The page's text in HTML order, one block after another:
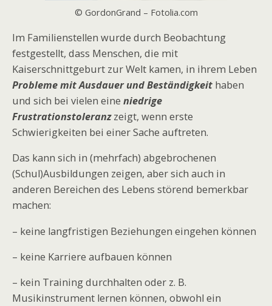
© GordonGrand – Fotolia.com
Im Familienstellen wurde durch Beobachtung
festgestellt, dass Menschen, die mit
Kaiserschnittgeburt zur Welt kamen, in ihrem Leben
Probleme mit Ausdauer und Beständigkeit haben
und sich bei vielen eine niedrige
Frustrationstoleranzzeigt, wenn erste
Schwierigkeiten bei einer Sache auftreten.
Das kann sich in (mehrfach) abgebrochenen
(Schul)Ausbildungen zeigen, aber sich auch in
anderen Bereichen des Lebens störend bemerkbar
machen:
– keine langfristigen Beziehungen eingehen können
– keine Karriere aufbauen können
– kein Training durchhalten oder z. B.
Musikinstrument lernen können, obwohl ein